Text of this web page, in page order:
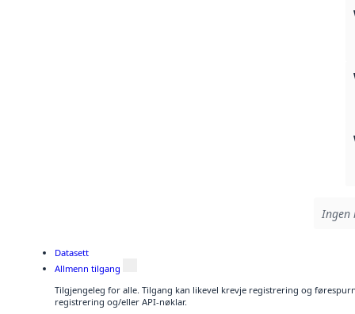
Ingen
Datasett
Allmenn tilgang
Tilgjengeleg for alle. Tilgang kan likevel krevje registrering og
registrering og/eller API-nøklar.